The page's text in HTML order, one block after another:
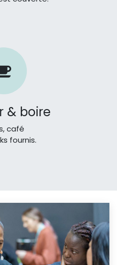
& boire
café
fournis.